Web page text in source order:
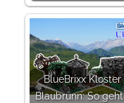
BlueBrixx Kloster
Blaubrunn: So